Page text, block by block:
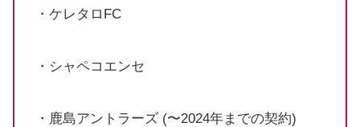
・ケレタロFC
・シャペコエンセ
・鹿島アントラーズ (〜2024年までの契約)